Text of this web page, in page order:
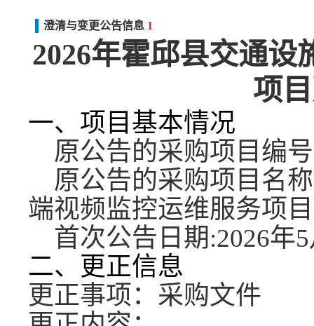
澄清与变更公告信息 1
2026年霍邱县交通设
项
一、项目基本情况
原公告的采购项目编
原公告的采购项目名
端视频监控运维服务项目
首次公告日期:2026年
二、更正信息
更正事项：采购文件